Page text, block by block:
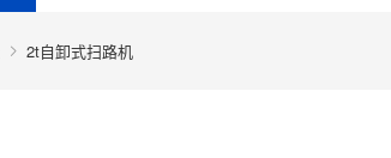
2t自卸式扫路机